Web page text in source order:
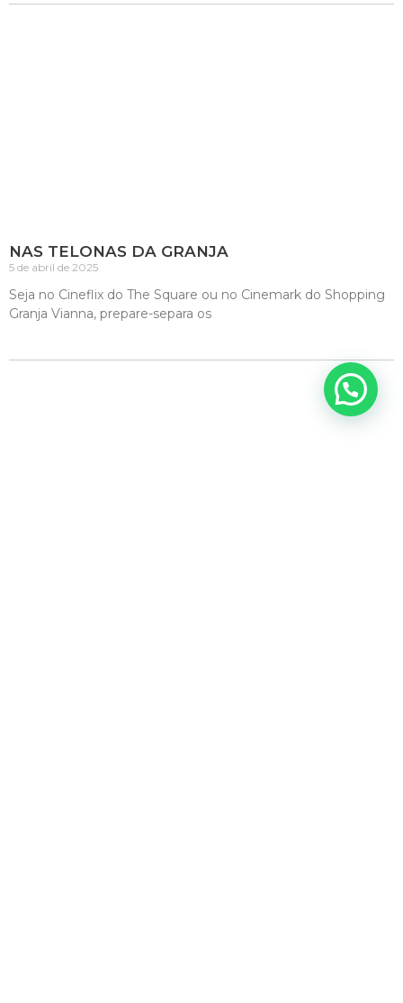
NAS TELONAS DA GRANJA
5 de abril de 2025
Seja no Cineflix do The Square ou no Cinemark do Shopping
Granja Vianna, prepare-separa os